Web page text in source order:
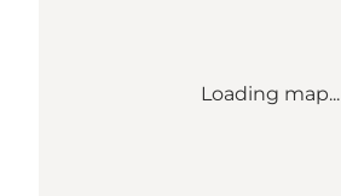
Loading map...